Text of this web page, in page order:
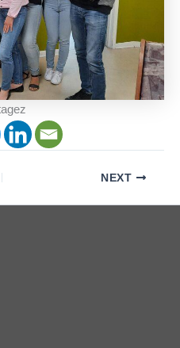
NEXT